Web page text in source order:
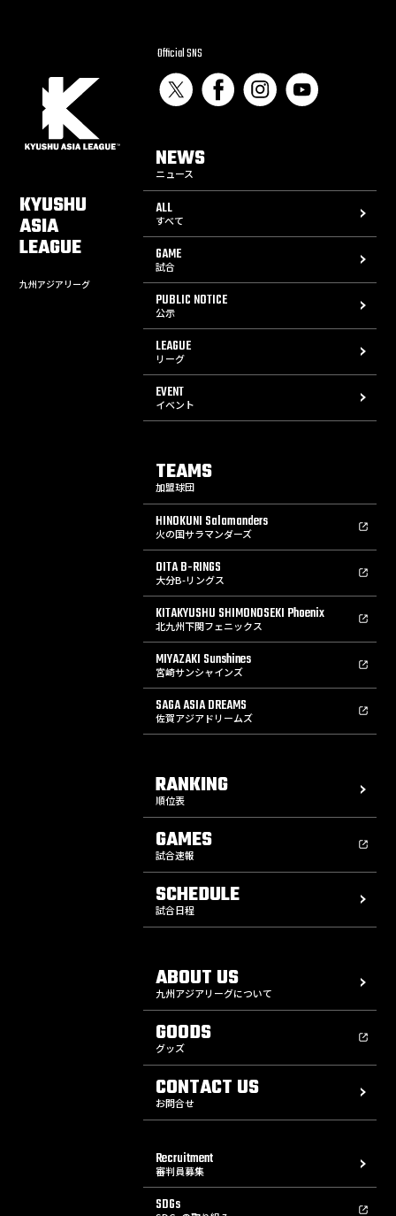
KYUSHU
ASIA
LEAGUE
九州アジアリーグ
Official SNS
NEWS
ニュース
ALL
すべて
GAME
試合
PUBLIC NOTICE
公示
LEAGUE
リーグ
EVENT
イベント
TEAMS
加盟球団
HINOKUNI Salamanders
火の国サラマンダーズ
OITA B-RINGS
大分B-リングス
KITAKYUSHU SHIMONOSEKI Phoenix
北九州下関フェニックス
MIYAZAKI Sunshines
宮崎サンシャインズ
SAGA ASIA DREAMS
佐賀アジアドリームズ
RANKING
順位表
GAMES
試合速報
SCHEDULE
試合日程
ABOUT US
九州アジアリーグについて
GOODS
グッズ
CONTACT US
お問合せ
Recruitment
審判員募集
SDGs